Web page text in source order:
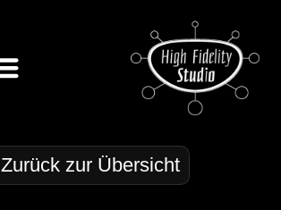
Zurück zur Übersicht